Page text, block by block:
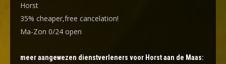
Horst
35% cheaper,free cancelation!
Ma-Zon 0/24 open
meer aangewezen dienstverleners voor Horst aan de Maas: